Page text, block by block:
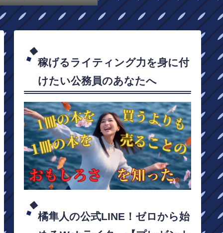
稼げるライティング力を身に付
けたい公務員のあなたへ
橘隼人の公式LINE！ゼロから始